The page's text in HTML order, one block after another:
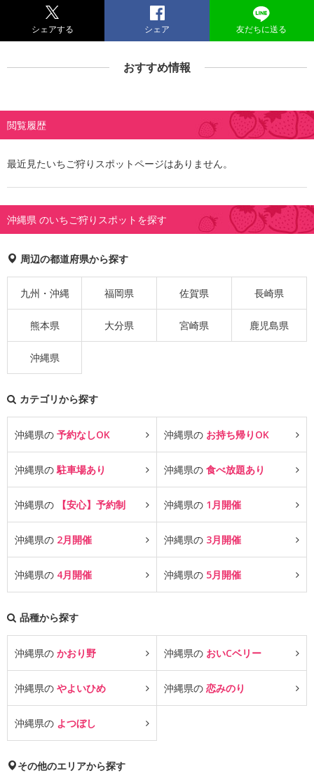
シェアする シェア 友だちに送る
おすすめ情報
閲覧履歴
最近見たいちご狩りスポットページはありません。
沖縄県 のいちご狩りスポットを探す
周辺の都道府県から探す
九州・沖縄 福岡県 佐賀県 長崎県
熊本県 大分県 宮崎県 鹿児島県
沖縄県
カテゴリから探す
沖縄県の 予約なしOK 沖縄県の お持ち帰りOK
沖縄県の駐車場あり 沖縄県の 食べ放題あり
沖縄県の 【安心】予約制 沖縄県の 1月開催
沖縄県の 2月開催 沖縄県の 3月開催
沖縄県の 4月開催 沖縄県の 5月開催
品種から探す
沖縄県の かおり野 沖縄県の おいCベリー
沖縄県の やよいひめ 沖縄県の 恋みのり
沖縄県の よつぼし
その他のエリアから探す